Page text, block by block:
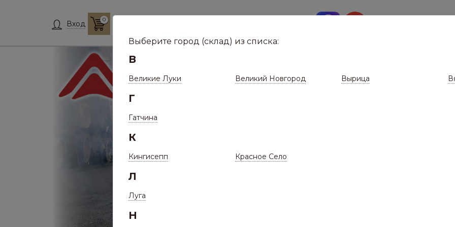
Вход 0
Выберите город (склад) из списка:
В
Великие Луки Великий Новгород Вырица
Г
Гатчина
К
Кингисепп Красное Село
Л
Луга
Н